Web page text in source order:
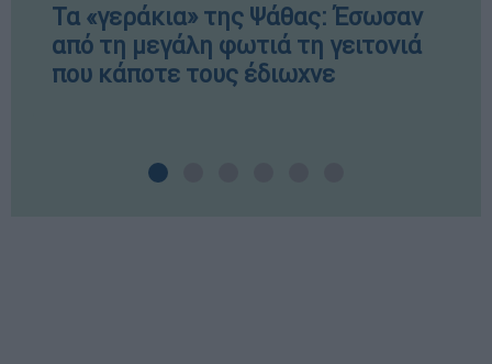
Τα «γεράκια» της Ψάθας: Έσωσαν
από τη μεγάλη φωτιά τη γειτονιά
που κάποτε τους έδιωχνε